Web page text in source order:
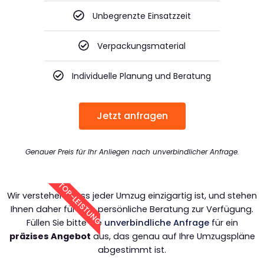
Unbegrenzte Einsatzzeit
Verpackungsmaterial
Individuelle Planung und Beratung
Jetzt anfragen
Genauer Preis für Ihr Anliegen nach unverbindlicher Anfrage.
TOP-LEISTUNG
Wir verstehen, dass jeder Umzug einzigartig ist, und stehen
Ihnen daher für eine persönliche Beratung zur Verfügung.
Füllen Sie bitte die unverbindliche Anfragefür ein
präzises Angebot aus, das genau auf Ihre Umzugspläne
abgestimmt ist.